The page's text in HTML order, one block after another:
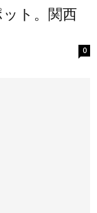
ト。関西
0